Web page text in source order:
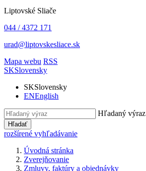
Liptovské Sliače
044 / 4372 171
urad@liptovskesliace.sk
Mapa webu RSS
SKSlovensky
SKSlovensky
ENEnglish
Hľadaný výraz
Hľadať
rozšírené vyhľadávanie
Úvodná stránka
Zverejňovanie
Zmluvy, faktúry a objednávky